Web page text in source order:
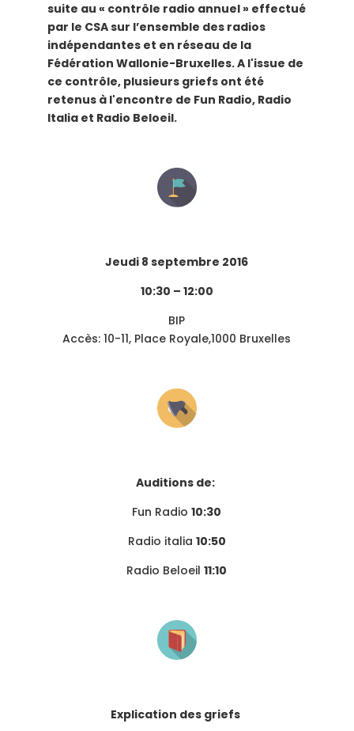
suite au « contrôle radio annuel » effectué
par le CSA sur l’ensemble des radios
indépendantes et en réseau de la
Fédération Wallonie-Bruxelles.A l'issue de
ce contrôle, plusieurs griefs ont été
retenus à l'encontre de Fun Radio, Radio
Italia et Radio Beloeil.
Jeudi 8 septembre 2016
10:30 – 12:00
BIP
Accès: 10-11, Place Royale,1000 Bruxelles
Auditions de:
Fun Radio10:30
Radio italia 10:50
Radio Beloeil11:10
Explication des griefs